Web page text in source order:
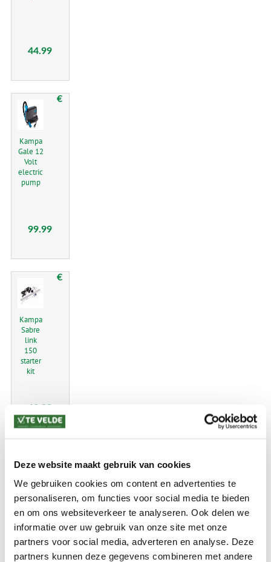
Deze website maakt gebruik van cookies
We gebruiken cookies om content en advertenties te
personaliseren, om functies voor social media te bieden
en om ons websiteverkeer te analyseren. Ook delen we
informatie over uw gebruik van onze site met onze
partners voor social media, adverteren en analyse. Deze
partners kunnen deze gegevens combineren met andere
44.99
Kampa
Gale 12
Volt
electric
pump
€
99.99
Kampa
Sabre
link
150
starter
kit
€
69.99
Kampa
link
150
Add on